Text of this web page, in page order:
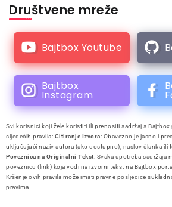
Društvene mreže
Bajtbox Youtube
Bajtbox
Instagram
Svi korisnici koji žele koristiti ili prenositi sadržaj s
sljedećih pravila: Citiranje Izvora: Obavezno je jasno i
uključujući naziv autora (ako dostupno), naslov članka ili
Poveznica na Originalni Tekst: Svaka upotreba sadržaja
poveznicu (link) koja vodi na izvorni tekst na Bajtbox
Kršenje ovih pravila može imati pravne posljedice
pravima.